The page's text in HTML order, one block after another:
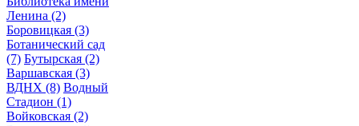
Ленина (2)
Боровицкая (3)
Ботанический сад
(7) Бутырская (2)
Варшавская (3)
ВДНХ (8) Водный
Стадион (1)
Войковская (2)